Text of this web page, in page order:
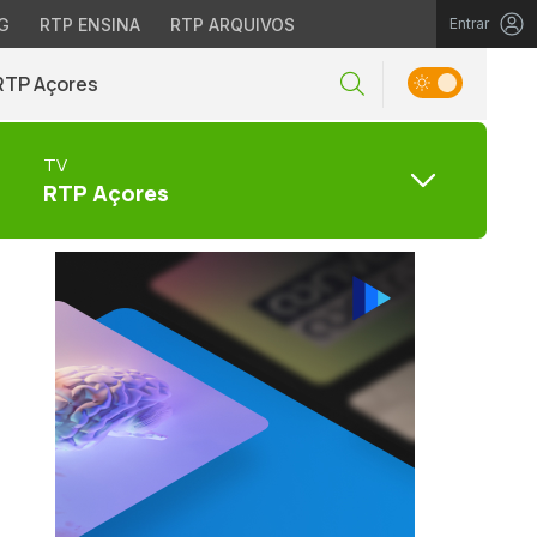
RTP ENSINA RTP ARQUIVOS Entrar
Açores
TV
RTP Açores